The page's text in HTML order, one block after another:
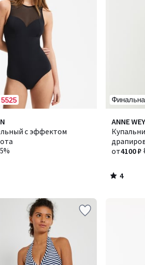
с эффектом
ANNE
от4100 ₽
4
/
5
цветов:
2
4
/